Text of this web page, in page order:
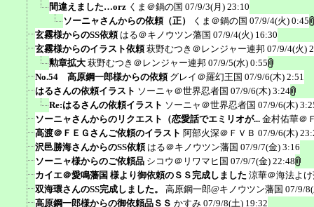
間違えました…orz くま＠鍋の国 07/9/3(月) 23:10
ソーニャさんからの依頼（正）
くま＠鍋の国 07/9/4(火) 0:45
玄霧様からのSS依頼 はる＠キノウツン藩国 07/9/4(火) 16:30
玄霧様からのイラスト依頼 萩野むつき＠レンジャー連邦 07/9/4(火)
勲章拡大 萩野むつき＠レンジャー連邦 07/9/5(水) 0:55
No.54 高原鋼一郎様からの依頼 グレイ＠羅幻王国 07/9/6(木) 2:51
はるさんの依頼イラスト ソーニャ＠世界忍者国 07/9/6(木) 3:24
Re:はるさんの依頼イラスト ソーニャ＠世界忍者国 07/9/6(木)
ソーニャさんからのリクエスト（恋愛話でエミリオが... 金村佑華＠
高渡＠ＦＥＧさんご依頼のイラスト 阿部火深＠ＦＶＢ 07/9/6(木)
沢邑勝海さんからのSS依頼 はる＠キノウツン藩国 07/9/7(金) 3:16
ソーニャ様からのご依頼品 シコウ＠リワマヒ国 07/9/7(金) 22:48
カイエ＠愛鳴藩国 様より御依頼のＳＳ完成しました 涼華＠海法よ
双海環さんのSS完成しました。
高原鋼一郎@キノウツン藩国 07/9/
高原鋼一郎様からの御依頼品ＳＳ かすみ 07/9/8(土) 19:32